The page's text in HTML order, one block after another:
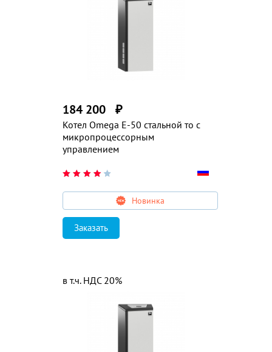
Котел Omega E-50 стальной то с
микропроцессорным
управлением
184 200 ₽
Новинка
Заказать
в т.ч. НДС 20%